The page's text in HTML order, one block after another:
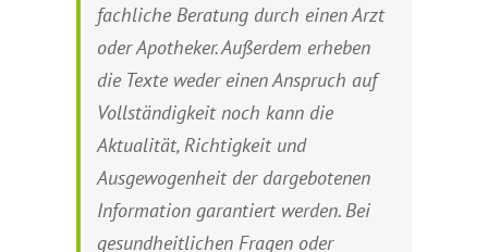
fachliche Beratung durch einen Arzt
oder Apotheker. Außerdem erheben
die Texte weder einen Anspruch auf
Vollständigkeit noch kann die
Aktualität, Richtigkeit und
Ausgewogenheit der dargebotenen
Information garantiert werden. Bei
gesundheitlichen Fragen oder